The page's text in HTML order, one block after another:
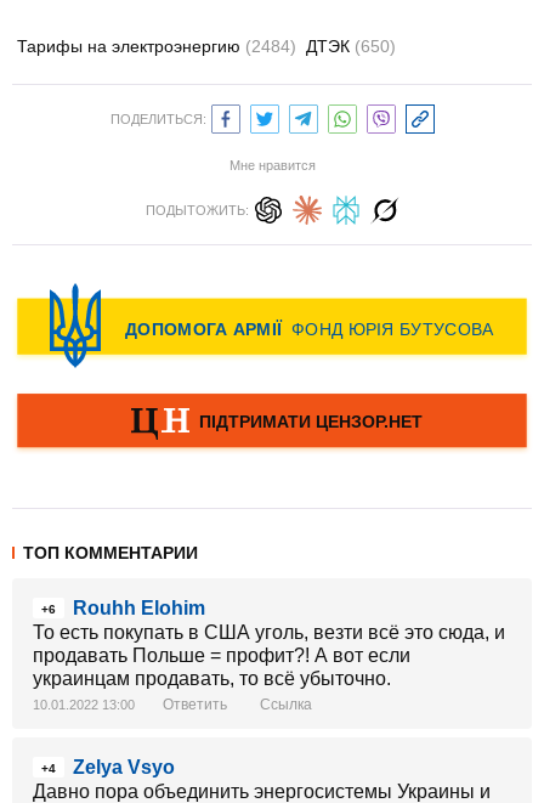
Тарифы на электроэнергию (2484) ДТЭК (650)
ПОДЕЛИТЬСЯ:
Мне нравится
ПОДЫТОЖИТЬ:
ТОП КОММЕНТАРИИ
+6
Rouhh Elohim
То есть покупать в США уголь, везти всё это сюда, и
продавать Польше = профит?! А вот если
украинцам продавать, то всё убыточно.
10.01.2022 13:00 Ответить Ссылка
+4
Zelya Vsyo
Давно пора объединить энергосистемы Украины и